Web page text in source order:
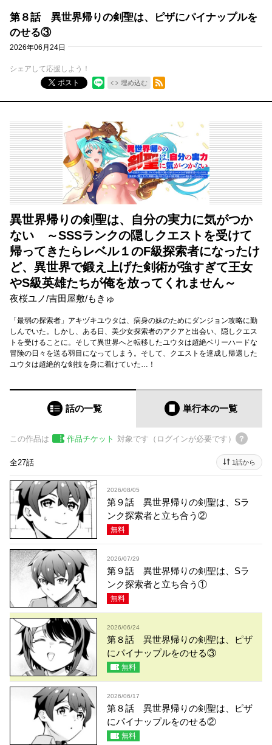
第８話 異世界帰りの剣聖は、ピザにパイナップルを
のせる③
2026年06月24日
シェアして応援しよう！
ポスト
埋め込む
RSSフィード
異世界帰りの剣聖は、自分の実力に気がつか
ない ～SSSランクの隠しクエストを受けて
帰ってきたらレベル１のF級探索者になったけ
ど、異世界で鍛え上げた剣術が強すぎて王女
やS級英雄たちが俺を放ってくれません～
夜桜ユノ/吉田屋敷/もきゅ
「最弱の探索者」アキヅキユウタは、病身の妹のためにダンジョン攻略に勤
しんでいた。しかし、ある日、美少女探索者のアクアと出会い、隠しクエス
トを受けることに。そして異世界へと転移したユウタは超絶ベリーハードな
冒険の日々を送る羽目になってしまう。そして、クエストを達成し帰還した
ユウタは超絶的な剣技を身に着けていた…！
話の一覧 単行本の一覧
この作品は 作品チケット 対象です（ログインが必要です）
全27話 1話から
2026/08/05
第９話 異世界帰りの剣聖は、Sラ
ンク探索者と立ち合う②
無料
2026/07/29
第９話 異世界帰りの剣聖は、Sラ
ンク探索者と立ち合う①
無料
2026/06/24
第８話 異世界帰りの剣聖は、ピザ
にパイナップルをのせる③
無料
2026/06/17
第８話 異世界帰りの剣聖は、ピザ
にパイナップルをのせる②
無料